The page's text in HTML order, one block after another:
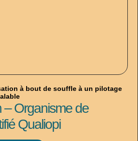
à bout de souffle à un pilotage
– Organisme de
Qualiopi